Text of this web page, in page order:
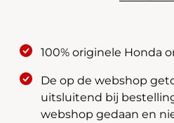
100% originele Honda
De op de webshop
uitsluitend bij
webshop gedaan en